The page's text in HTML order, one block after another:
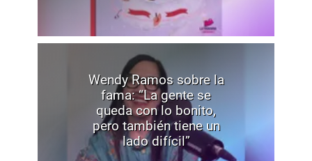
Wendy Ramos sobre la
fama: “La gente se
queda con lo bonito,
pero también tiene un
lado difícil”